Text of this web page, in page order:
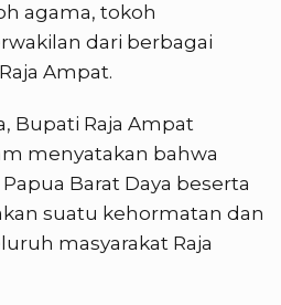
agama, tokoh
dari berbagai
Ampat.
Bupati Raja Ampat
menyatakan bahwa
Barat Daya beserta
suatu kehormatan dan
masyarakat Raja